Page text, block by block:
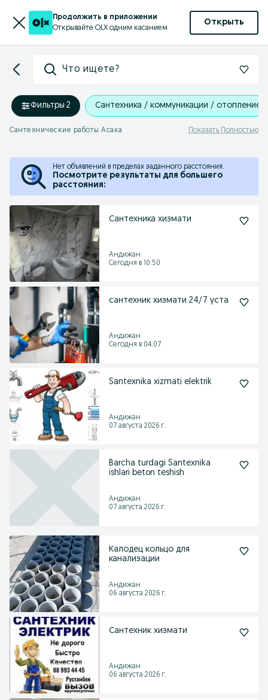
Продолжить в приложении
Открывайте OLX одним касанием
Открыть
Что ищете?
Фильтры·2 Сантехника / коммуникации / отопление
Сантехнические работы Асака Показать Полностью
Нет объявлений в пределах заданного расстояния.
Посмотрите результаты для большего
расстояния:
Сантехника хизмати
Андижан
Сегодня в 10:50
сантехник хизмати 24/7 уста
Андижан
Сегодня в 04:07
Santexnika xizmati elektrik
Андижан
07 августа 2026 г.
Barcha turdagi Santexnika
ishlari beton teshish
Андижан
07 августа 2026 г.
Калодец кольцо для
канализации
Андижан
06 августа 2026 г.
Сантехник хизмати
Андижан
06 августа 2026 г.